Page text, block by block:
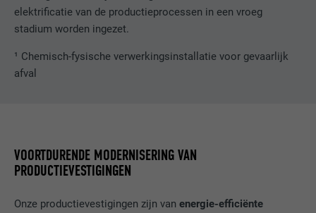
elektrificatie van de productieprocessen in een vroeg
stadium worden ingezet.
¹ Chemisch-fysische verwerkingsinstallatie voor gevaarlijk
afval
VOORTDURENDE MODERNISERING VAN
PRODUCTIEVESTIGINGEN
Onze productievestigingen zijn vanenergie-efficiënte
VERVALTIJD 3 maanden
DOEL
serie promotieproducten weer te geven,
AANBIEDER Facebook
VERVALTIJD 3 maanden